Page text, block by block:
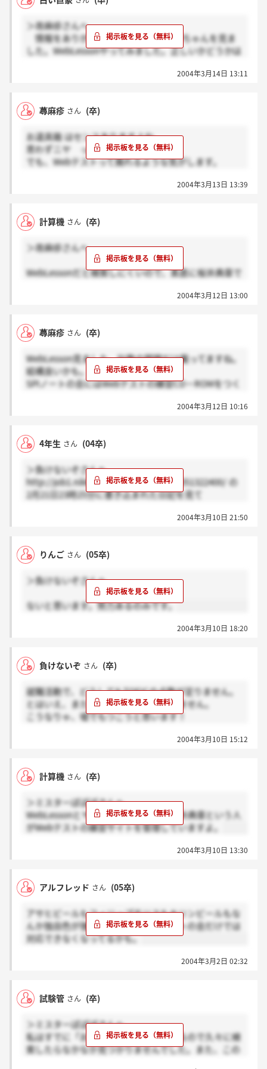
＞蕁麻疹さんへ
情報をありがとうございます。私も2ちゃんを見ま
した。WebLessonやってみました。正しいかどうかは
で不正は仕方ありませんね。その代わり、ランダムで
紙ベースは限界があります。少し話はズレますが、大
学のSPI模試の問題も同じ業者だと2種類しかありませ
トを考えたり、在庫のことを考えると、種類はどうし
ても限界はあるのでは。と、そこまで分かっていても
うちの大学の非言語の平均点は12/30だそうです。ト
2004年3月14日 13:11
蕁麻疹 さん (卒)
お道具箱 はセンスありますよね。
思わずニヤ っとしてしまいました。
でも、Webテストって廃れるような気がします。
SHLのWebテストは完全に廃れるんじゃないかって思
だって、SHLのテストは不正とか簡単にできちゃいま
すもん。
2ちゃんねるにCABとかIMAGESとかの正解がアップさ
れてるの気になるんですけど、あれってあってるんで
すかね。
2004年3月13日 13:39
計算機 さん (卒)
＞蕁麻疹さんへ
WebLessonだと検索しにくいので、素直に桜井典章で
が、そこまで頑張らなくても良いかなと思っていま
いる人もいるのかもしれません。玉手箱がお道具箱と
はパロディーですね。
2004年3月12日 13:00
蕁麻疹 さん (卒)
WebLesson見ました。計数の問題だけ載ってますね。
結構良いかも。
SPIノートの会にはWebテストの練習CD－ROMをつく
2004年3月12日 10:16
4年生 さん (04卒)
＞負けないぞさんへ
http://job1.nikki.ne.jp/bbs/200305020051322400/ の
2月21日23時25分に書き込まれた日記を見て
既にそれだけの力があるものとして企業は判断しま
す。
場合の処遇はひどいでしょうね。
2004年3月10日 21:50
りんご さん (05卒)
＞負けないぞさんへ
ないと思います。努力あるのみです。
2004年3月10日 18:20
負けないぞ さん (卒)
就職活動で、どうしてもTOEICの点数が足りません。
とはいえ、また受けている時間もありません。
こうなりゃ、嘘でもつこうと思います！
偽造してくれるところ、知りませんか？？！！！
す！！！
2004年3月10日 15:12
計算機 さん (卒)
＞ミスターぽぽぽさんへ
WebLessonとヤフーで検索すると、桜井典章という人
がWebテストの練習サイトを管理していますよ。
2004年3月10日 13:30
アルフレッド さん (05卒)
アサヒビールもフィリップモリスもキリンビールもな
んか独自色が強い試験じゃない？ノートの会だけでは
対応できなくなってるかも。
2004年3月2日 02:32
試験管 さん (卒)
＞ミスターぽぽぽさんへ
私はすでに「お気に入り」に入れているので久々に検
索したらなかなか見つかりませんでした。また、この